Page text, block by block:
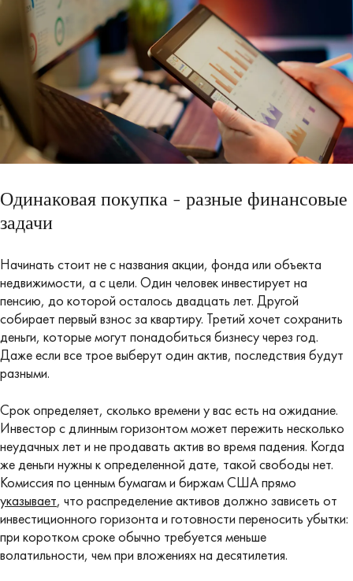
Одинаковая покупка - разные финансовые
задачи
Начинать стоит не с названия акции, фонда или объекта
недвижимости, а с цели. Один человек инвестирует на
пенсию, до которой осталось двадцать лет. Другой
собирает первый взнос за квартиру. Третий хочет сохранить
деньги, которые могут понадобиться бизнесу через год.
Даже если все трое выберут один актив, последствия будут
разными.
Срок определяет, сколько времени у вас есть на ожидание.
Инвестор с длинным горизонтом может пережить несколько
неудачных лет и не продавать актив во время падения. Когда
же деньги нужны к определенной дате, такой свободы нет.
Комиссия по ценным бумагам и биржам США прямо
указывает, что распределение активов должно зависеть от
инвестиционного горизонта и готовности переносить убытки:
при коротком сроке обычно требуется меньше
волатильности, чем при вложениях на десятилетия.